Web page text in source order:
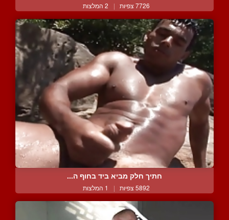
7726 צפיות | 2 המלצות
חתיך חלק מביא ביד בחוף ה...
5892 צפיות | 1 המלצות